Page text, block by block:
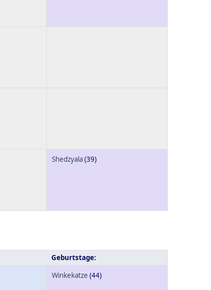
Shedzyala(39)
Geburtstage:
Winkekatze (44)